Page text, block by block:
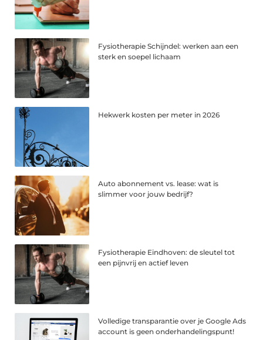
Fysiotherapie Schijndel: werken aan een
sterk en soepel lichaam
Hekwerk kosten per meter in 2026
Auto abonnement vs. lease: wat is
slimmer voor jouw bedrijf?
Fysiotherapie Eindhoven: de sleutel tot
een pijnvrij en actief leven
Volledige transparantie over je Google Ads
account is geen onderhandelingspunt!